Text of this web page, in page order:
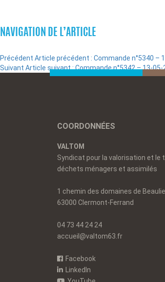
NAVIGATION DE L’ARTICLE
Précédent Article précédent : Commande n°5340 –
Suivant Article suivant :Commande n°5342 – 13-
COORDONNÉES
VALTOM
Syndicat pour la valorisation et le
déchets ménagers et assimilés
1 chemin des domaines de
63000 Clermont-Ferrand
04 73 44 24 24
accueil@valtom63.fr
Facebook
LinkedIn